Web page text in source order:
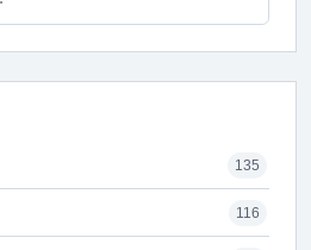
135
116